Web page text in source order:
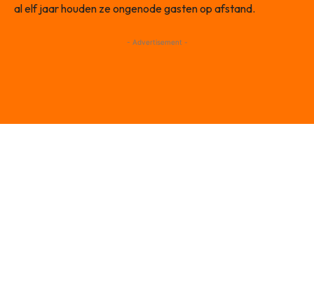
al elf jaar houden ze ongenode gasten op afstand.
- Advertisement -